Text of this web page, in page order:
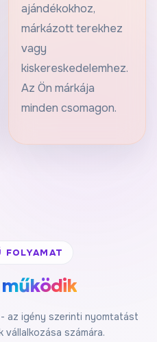
ajándékokhoz,
márkázott terekhez
vagy
kiskereskedelemhez.
Az Ön márkája
minden csomagon.
FOLYAMAT
működik
az igény szerinti nyomtatást
számára.